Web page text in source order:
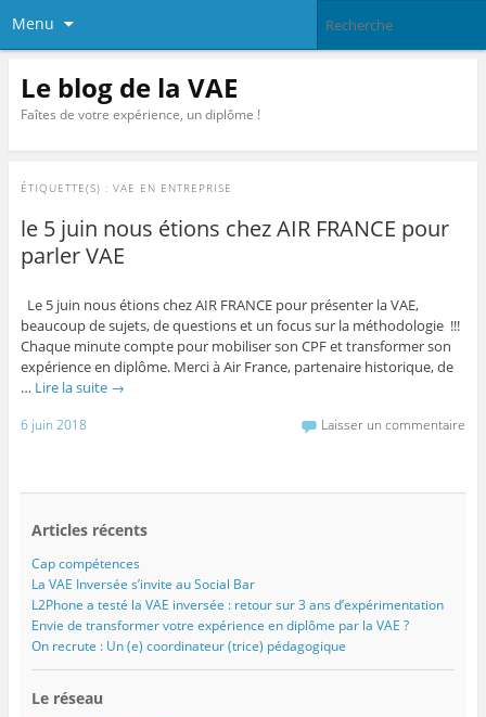
Menu
Le blog de la VAE
Faîtes de votre expérience, un diplôme !
ÉTIQUETTE(S) : VAE EN ENTREPRISE
le 5 juin nous étions chez AIR FRANCE pour
parler VAE
Le 5 juin nous étions chez AIR FRANCE pour présenter la VAE,
beaucoup de sujets, de questions et un focus sur la méthodologie !!!
Chaque minute compte pour mobiliser son CPF et transformer son
expérience en diplôme. Merci à Air France, partenaire historique, de
… Lire la suite →
6 juin 2018 Laisser un commentaire
Articles récents
Cap compétences
La VAE Inversée s’invite au Social Bar
L2Phone a testé la VAE inversée : retour sur 3 ans d’expérimentation
Envie de transformer votre expérience en diplôme par la VAE ?
On recrute : Un (e) coordinateur (trice) pédagogique
Le réseau